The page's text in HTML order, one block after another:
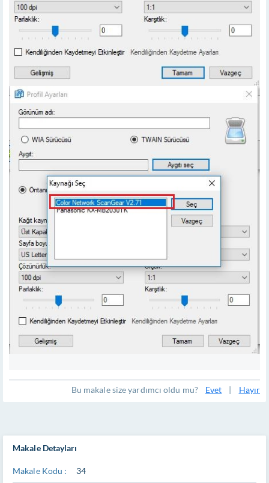
Bu makale size yardımcı oldu mu? Evet | Hayır
Makale Detayları
Makale Kodu : 34